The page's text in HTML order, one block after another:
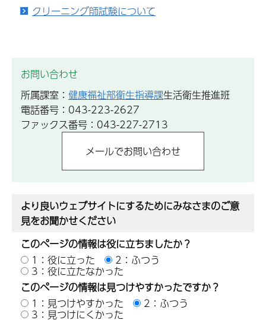
クリーニング師試験について
お問い合わせ
所属課室： 健康福祉部衛生指導課生活衛生推進班
電話番号：043-223-2627
ファックス番号：043-227-2713
より良いウェブサイトにするためにみなさまのご意
見をお聞かせください
このページの情報は役に立ちましたか？
1：役に立った
2：ふつう
3：役に立たなかった
このページの情報は見つけやすかったですか？
1：見つけやすかった
2：ふつう
3：見つけにくかった